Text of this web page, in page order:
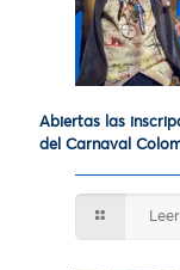
Abiertas las
del Carnaval